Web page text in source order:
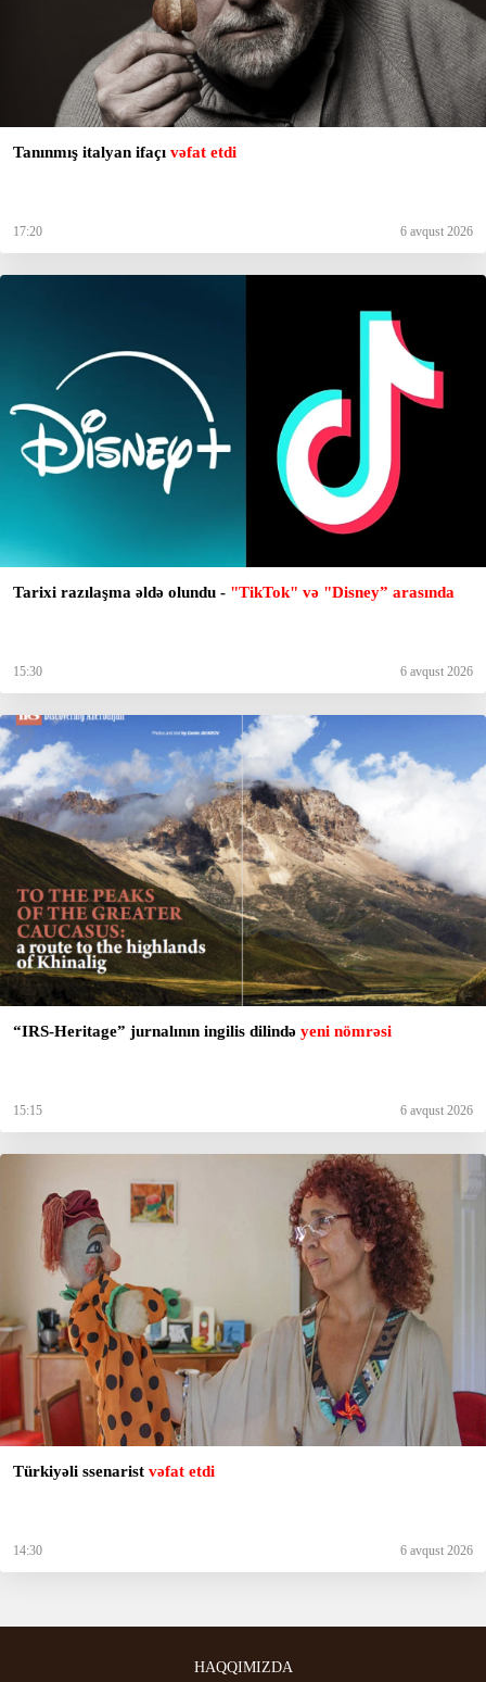
Tanınmış italyan ifaçı vəfat etdi
17:20 6 avqust 2026
Tarixi razılaşma əldə olundu - "TikTok" və "Disney” arasında
15:30 6 avqust 2026
“IRS-Heritage” jurnalının ingilis dilində yeni nömrəsi
15:15 6 avqust 2026
Türkiyəli ssenarist vəfat etdi
14:30 6 avqust 2026
HAQQIMIZDA